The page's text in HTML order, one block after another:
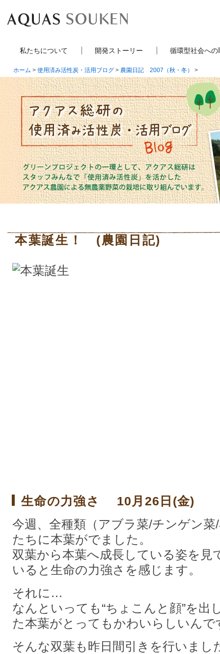
私たちについて 開発ストーリー 循環型社会への
ホーム > 使用済み活性炭・活用ブログ > 農園日記 2007（秋・冬） >
本葉誕生！ (農園日記)
生命の力強さ 10月26日(金)
今週、全種類（アブラ菜/チンゲン菜
たちに本葉がでまし た。
双葉から本葉へ成長している姿を見
いると生命の力強さを感じます。
それに…
なんといっても“ちょこんと顔”を出
た本葉がとってもかわいらしいんで
そんな双葉も昨日間引きを行いまし